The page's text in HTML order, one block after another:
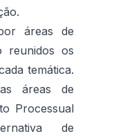
áreas de
reunidos os
temática.
áreas de
Processual
de